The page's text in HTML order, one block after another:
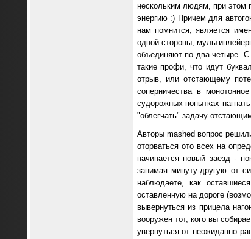
нескольким людям, при этом
энергию :) Причем для
нам помнится, является
одной стороны,
объединяют по два-четыре. С
такие профи, что идут
отрыв, или отстающему
соперничества в
судорожных попытках
"облегчать" задачу
Авторы mashed вопрос
оторваться ото всех на
начинается новый заезд -
занимая минуту-другую от
наблюдаете, как
оставленную на дороге
вывернуться из прицела
вооружен тот, кого вы
увернуться от неожиданно